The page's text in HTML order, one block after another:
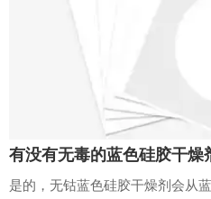
有没有无毒的蓝色硅胶干燥
是的，无钴蓝色硅胶干燥剂会从蓝